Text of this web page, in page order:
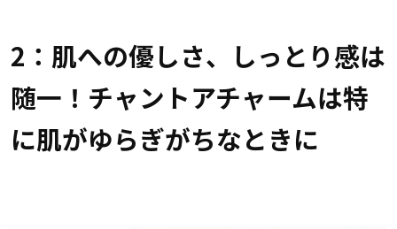
2：肌への優しさ、しっとり感は
随一！チャントアチャームは特
に肌がゆらぎがちなときに